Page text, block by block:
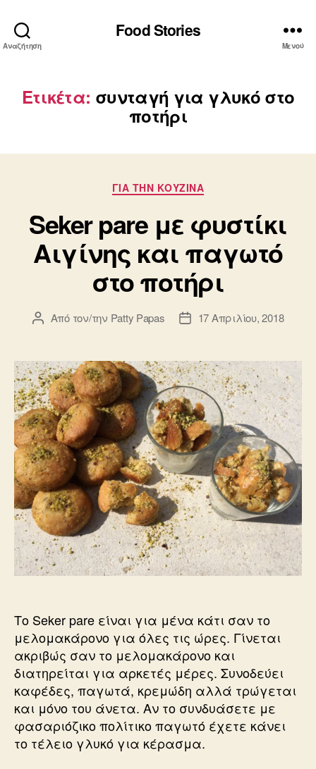
Αναζήτηση
Food Stories
Μενού
Ετικέτα: συνταγή για γλυκό στο
ποτήρι
Κατηγορίες
ΓΙΑ ΤΗΝ ΚΟΥΖΙΝΑ
Seker pare με φυστίκι
Αιγίνης και παγωτό
στο ποτήρι
Συντάκτης
Από τον/την Patty Papas
Ημ.17 Απριλίου, 2018
Το Seker pare είναι για μένα κάτι σαν το
μελομακάρονο για όλες τις ώρες. Γίνεται
ακριβώς σαν το μελομακάρονο και
διατηρείται για αρκετές μέρες. Συνοδεύει
καφέδες, παγωτά, κρεμώδη αλλά τρώγεται
και μόνο του άνετα. Αν το συνδυάσετε με
φασαριόζικο πολίτικο παγωτό έχετε κάνει
το τέλειο γλυκό για κέρασμα.